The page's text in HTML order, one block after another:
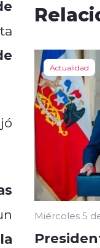
Actualidad
Miércoles 5